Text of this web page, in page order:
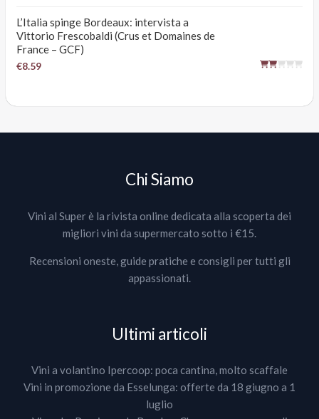
L’Italia spinge Bordeaux: intervista a
Vittorio Frescobaldi (Crus et Domaines de
France – GCF)
€8.59
Chi Siamo
Vini al Super è la rivista online dedicata alla scoperta dei
migliori vini da supermercato sotto i €15.
Recensioni oneste, guide pratiche e consigli per tutti gli
appassionati.
Ultimi articoli
Vini a volantino Ipercoop: poca cantina, molto scaffale
Vini in promozione da Esselunga: offerte da 18 giugno a 1
luglio